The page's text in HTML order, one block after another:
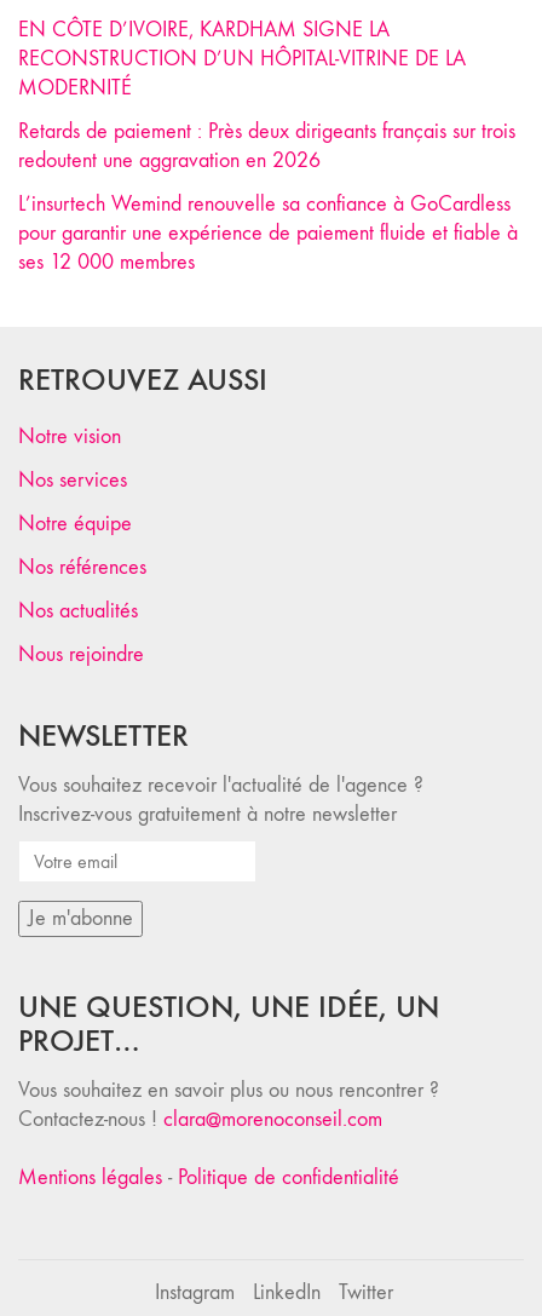
EN CÔTE D’IVOIRE, KARDHAM SIGNE LA
RECONSTRUCTION D’UN HÔPITAL-VITRINE DE LA
MODERNITÉ
Retards de paiement : Près deux dirigeants français sur trois
redoutent une aggravation en 2026
L’insurtech Wemind renouvelle sa confiance à GoCardless
pour garantir une expérience de paiement fluide et fiable à
ses 12 000 membres
RETROUVEZ AUSSI
Notre vision
Nos services
Notre équipe
Nos références
Nos actualités
Nous rejoindre
NEWSLETTER
Vous souhaitez recevoir l'actualité de l'agence ?
Inscrivez-vous gratuitement à notre newsletter
UNE QUESTION, UNE IDÉE, UN
PROJET…
Vous souhaitez en savoir plus ou nous rencontrer ?
Contactez-nous ! clara@morenoconseil.com
Mentions légales - Politique de confidentialité
Instagram LinkedIn Twitter